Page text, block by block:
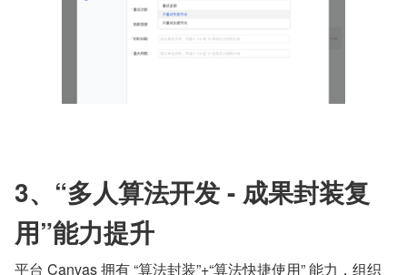
3、“多人算法开发 - 成果封装复
用”能力提升
平台 Canvas 拥有 “算法封装”+“算法快捷使用” 能力，组织